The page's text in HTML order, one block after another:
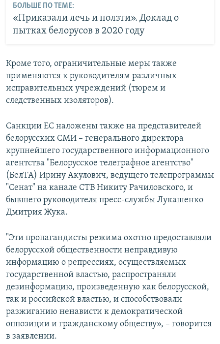
БОЛЬШЕ ПО ТЕМЕ:
«Приказали лечь и ползти». Доклад о
пытках белорусов в 2020 году
Кроме того, ограничительные меры также
применяются к руководителям различных
исправительных учреждений (тюрем и
следственных изоляторов).
Санкции ЕС наложены также на представителей
белорусских СМИ – генерального директора
крупнейшего государственного информационного
агентства "Белорусское телеграфное агентство"
(БелТА) Ирину Акулович, ведущего телепрограммы
"Сенат" на канале СТВ Никиту Рачиловского, и
бывшего руководителя пресс-службы Лукашенко
Дмитрия Жука.
"Эти пропагандисты режима охотно предоставляли
белорусской общественности неправдивую
информацию о репрессиях, осуществляемых
государственной властью, распространяли
дезинформацию, произведенную как белорусской,
так и российской властью, и способствовали
разжиганию ненависти к демократической
оппозиции и гражданскому обществу», – говорится
в заявлении.